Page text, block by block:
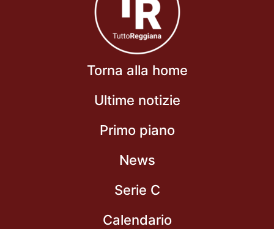
Torna alla home
Ultime notizie
Primo piano
News
Serie C
Calendario